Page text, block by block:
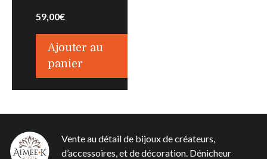
59,00€
Ajouter au
panier
Vente au détail de bijoux de créateurs,
d’accessoires, et de décoration. Dénicheur